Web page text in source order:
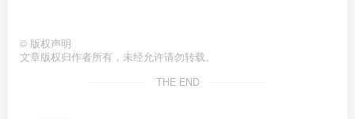
© 版权声明
文章版权归作者所有，未经允许请勿转载。
THE END